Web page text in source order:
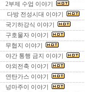
2부제 수업 이야기
다방 전성시대 이야기
국기하강식 이야기
구호물자 이야기
무협지 이야기
야간 통행 금지 이야기
야외전축 이야기
연탄가스 이야기
넝마주이 이야기